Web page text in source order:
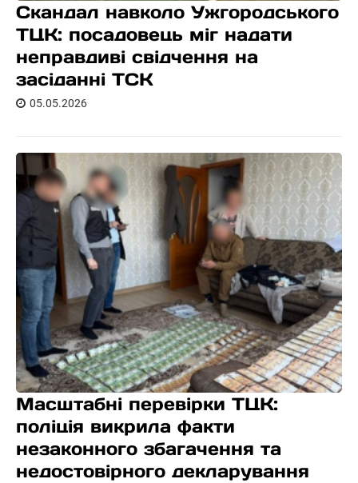
Скандал навколо Ужгородського
ТЦК: посадовець міг надати
неправдиві свідчення на
засіданні ТСК
05.05.2026
Масштабні перевірки ТЦК:
поліція викрила факти
незаконного збагачення та
недостовірного декларування